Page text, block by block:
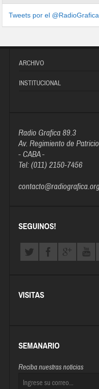
Tweets por el
ARCHIVO
INSTITUCIONAL
Radio Grafica 89.3
Av. Regimiento de
- CABA -
Tel: (011) 2150-7456
SEGUINOS!
VISITAS
SEMANARIO
Reciba nuestras noticias